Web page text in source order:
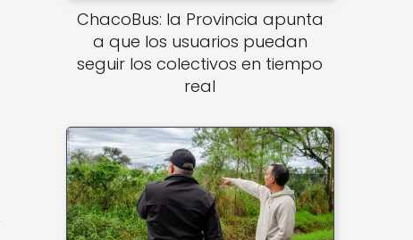
ChacoBus: la Provincia apunta
a que los usuarios puedan
seguir los colectivos en tiempo
real